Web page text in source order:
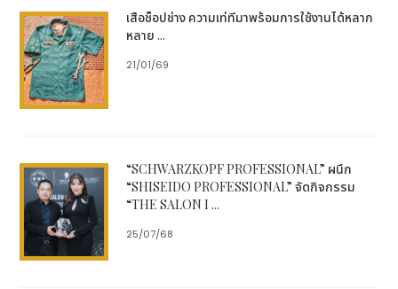
เสื้อช็อปช่าง ความเท่ที่มาพร้อมการใช้งานได้หลาก
หลาย ...
21/01/69
“SCHWARZKOPF PROFESSIONAL” ผนึก
“SHISEIDO PROFESSIONAL” จัดกิจกรรม
“THE SALON I ...
25/07/68